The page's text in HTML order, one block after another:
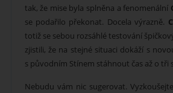
tak, že mise byla splněna a fenomenální
se podařilo překonat. Docela výrazně.
totiž se sebou rozsáhlé testování
zjistili, že na stejné situaci dokáží s
s původním Stínem stáhnout čas až o tři
Nebudu vám nic sugerovat.